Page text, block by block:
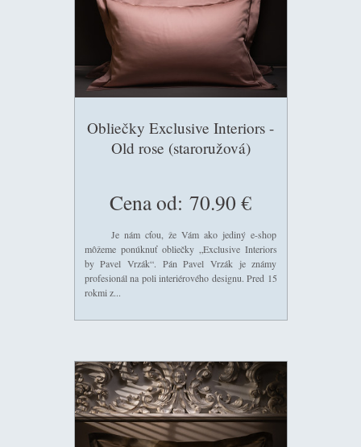
Obliečky Exclusive Interiors -
Old rose (staroružová)
Cena od: 70.90 €
Je nám cťou, že Vám ako jediný e-shop
môžeme ponúknuť obliečky „Exclusive Interiors
by Pavel Vrzák“. Pán Pavel Vrzák je známy
profesionál na poli interiérového designu. Pred 15
rokmi z...